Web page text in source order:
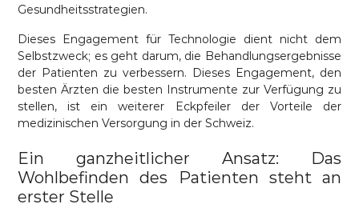
Gesundheitsstrategien.
Dieses Engagement für Technologie dient nicht dem
Selbstzweck; es geht darum, die Behandlungsergebnisse
der Patienten zu verbessern. Dieses Engagement, den
besten Ärzten die besten Instrumente zur Verfügung zu
stellen, ist ein weiterer Eckpfeiler der Vorteile der
medizinischen Versorgung in der Schweiz.
Ein ganzheitlicher Ansatz: Das
Wohlbefinden des Patienten steht an
erster Stelle